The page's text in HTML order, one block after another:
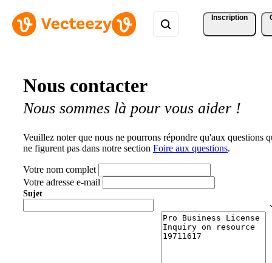
Inscription
Nous contacter
Nous sommes là pour vous aider !
Veuillez noter que nous ne pourrons répondre qu'aux questions
ne figurent pas dans notre section Foire aux questions.
Votre nom complet
Votre adresse e-mail
Sujet